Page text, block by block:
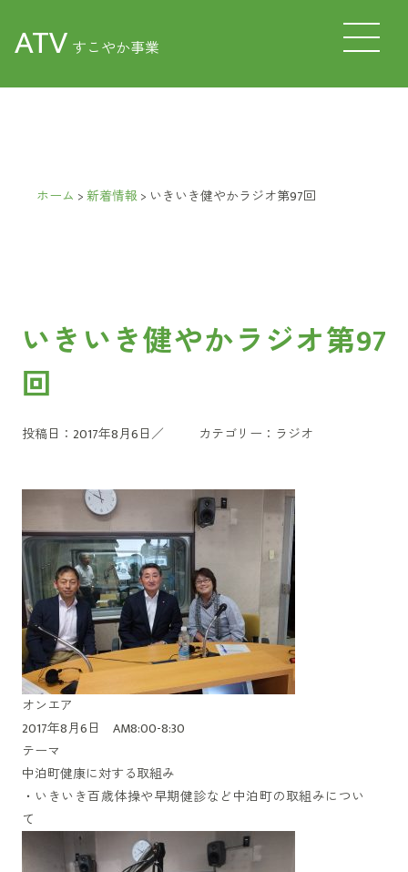
ATV すこやか事業
ホーム >新着情報> いきいき健やかラジオ第97回
いきいき健やかラジオ第97
回
投稿日：2017年8月6日／ カテゴリー： ラジオ
オンエア
2017年8月6日 AM8:00-8:30
テーマ
中泊町健康に対する取組み
・いきいき百歳体操や早期健診など中泊町の取組みについ
て